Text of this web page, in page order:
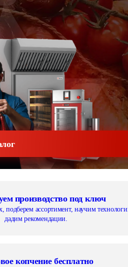
производство под ключ
подберем ассортимент, научим
дадим рекомендации.
копчение бесплатно